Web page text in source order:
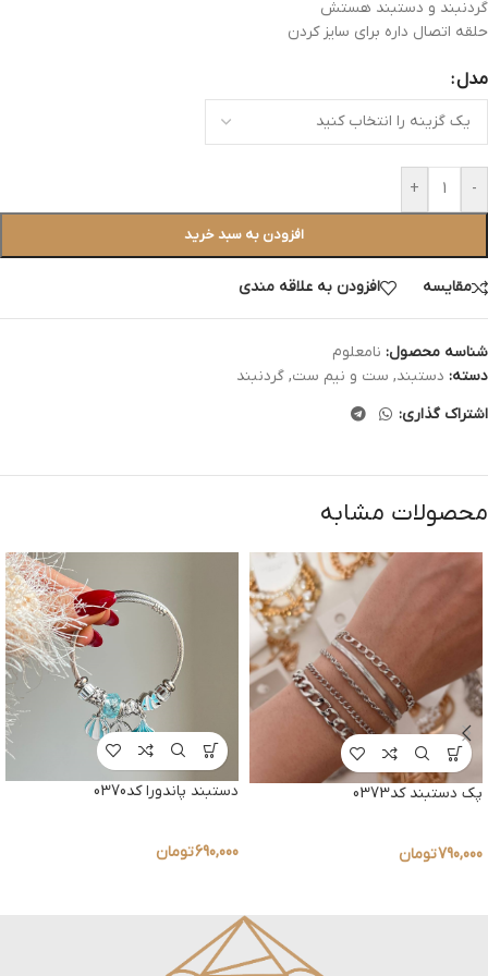
گردنبند و دستبند هستش
حلقه اتصال داره برای سایز کردن
مدل
-
+
افزودن به سبد خرید
مقایسه افزودن به علاقه مندی
شناسه محصول: نامعلوم
دسته: دستبند, ست و نیم ست, گردنبند
اشتراک گذاری:
محصولات مشابه
پک دستبند کد0373
790,000تومان
دستبند پاندورا کد0370
690,000تومان